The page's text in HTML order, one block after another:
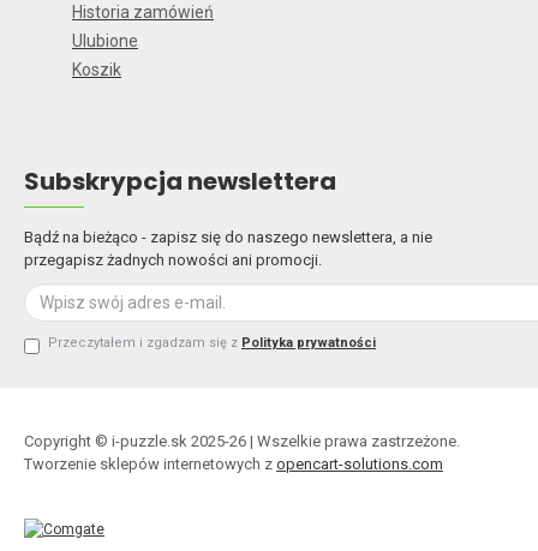
Historia zamówień
Ulubione
Koszik
Subskrypcja newslettera
Bądź na bieżąco - zapisz się do naszego newslettera, a nie
przegapisz żadnych nowości ani promocji.
Przeczytałem i zgadzam się z Polityka prywatności
Copyright © i-puzzle.sk 2025-26 | Wszelkie prawa zastrzeżone.
Tworzenie sklepów internetowych z opencart-solutions.com